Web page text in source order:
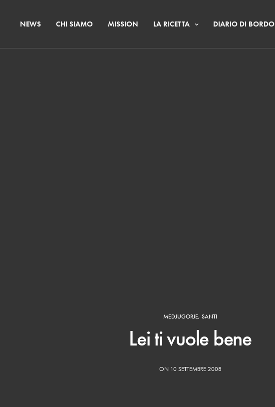
NEWS CHI SIAMO MISSION LA RICETTA DIARIO DI BORDO
MEDJUGORJE, SANTI
Lei ti vuole bene
ON 10 SETTEMBRE 2008